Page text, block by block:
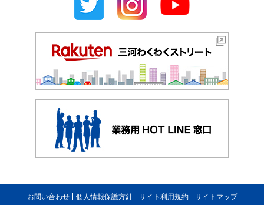
お問い合わせ 個人情報保護方針 サイト利用規約 サイトマップ